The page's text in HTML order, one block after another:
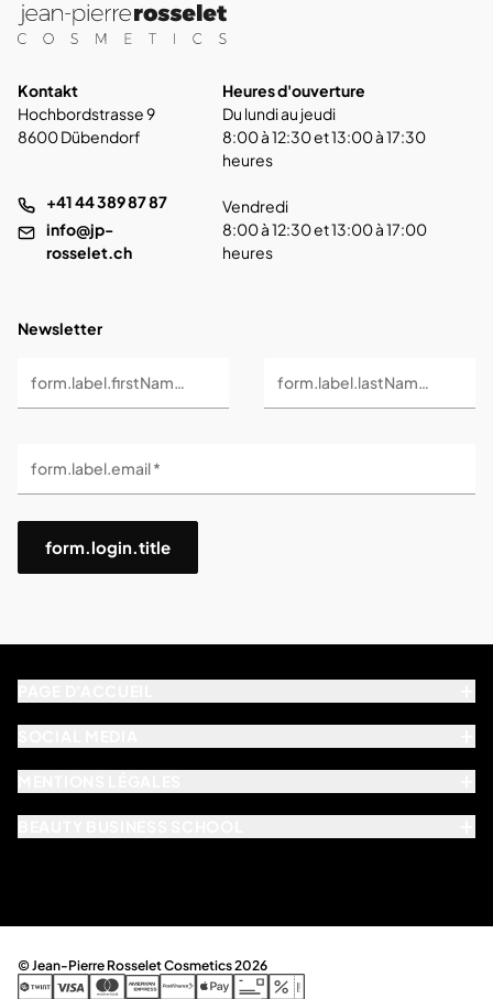
Kontakt
Hochbordstrasse 9
8600 Dübendorf
+41 44 389 87 87
info@jp-
rosselet.ch
Heures d'ouverture
Du lundi au jeudi
8:00 à 12:30 et 13:00 à 17:30
heures
Vendredi
8:00 à 12:30 et 13:00 à 17:00
heures
Newsletter
form.label.firstName * form.label.lastName *
form.label.email *
form.login.title
© Jean-Pierre Rosselet Cosmetics 2026